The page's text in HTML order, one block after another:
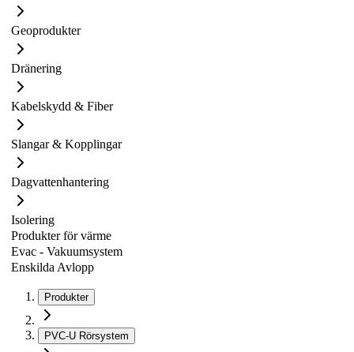
Geoprodukter
Dränering
Kabelskydd & Fiber
Slangar & Kopplingar
Dagvattenhantering
Isolering
Produkter för värme
Evac - Vakuumsystem
Enskilda Avlopp
Produkter
PVC-U Rörsystem